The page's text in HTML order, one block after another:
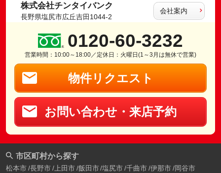
株式会社チンタイバンク
長野県塩尻市広丘吉田1044-2
会社案内
0120-60-3232
営業時間：10:00～18:00／定休日：火曜日(1～3月は無休で営業)
物件リクエスト
お問い合わせ・来店予約
市区町村から探す
松本市 長野市 上田市 飯田市 塩尻市 千曲市 伊那市 岡谷市